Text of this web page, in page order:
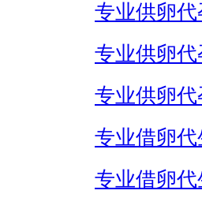
专业供卵
专业供卵代
专业供卵代
专业借卵代
专业借卵代